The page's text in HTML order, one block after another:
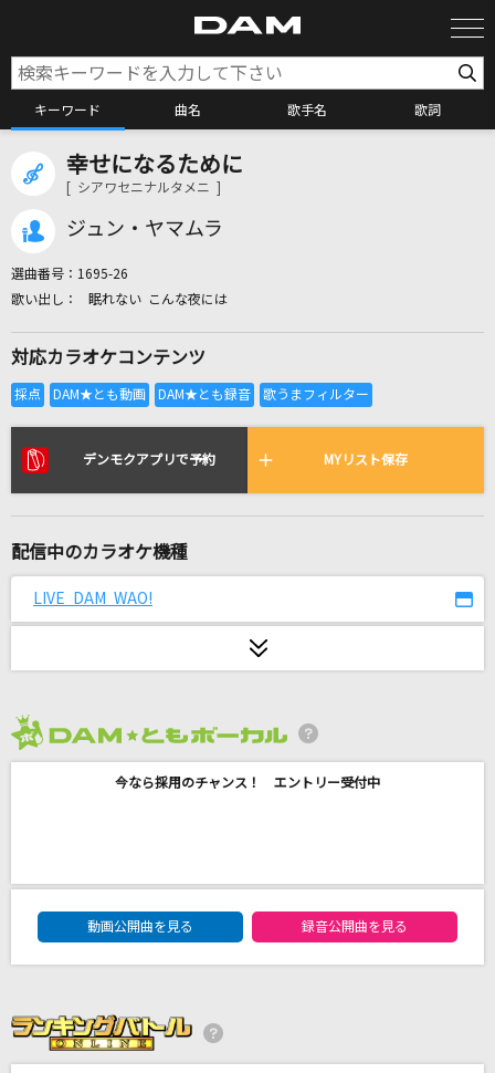
キーワード 曲名 歌手名 歌詞
カラオケ検索
全国りれき
リアルタイムで歌われている曲の一覧
ジャイアン(CV:木村昴)
君の事以外は何も考えられない
平原綾香(ひらはらあやか)
イエスタデイ
T.M.Revolution
心海
つなぐ
幸せになるために
[ シアワセニナルタメニ ]
ジュン・ヤマムラ
選曲番号： 1695-26
眠れない こんな夜には
対応カラオケコンテンツ
デンモクアプリで予約 MYリスト保存
配信中のカラオケ機種
LIVE DAM WAO!
今なら採用のチャンス！ エントリー受付中
DAM★ともボーカルエントリーランキング
動画公開曲を見る
録音公開曲を見る